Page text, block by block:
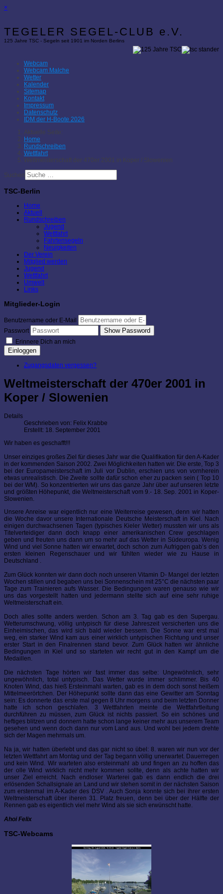
×
TEGELER SEGEL-CLUB e.V.
125 Jahre TSC - Segeln seit 1901 im Norden Berlins
Webcam
Webcam Malche
Wetter
Kalender
Sitemap
Kontakt
Impressum
Datenschutz
IDM der H-Boote 2026
Aktuelle Seite:
Home
Rundschreiben
Wettfahrt
Weltmeisterschaft der 470er 2001 in Koper / Slowenien
Suchen
TSC-Berlin
Home
Aktuell
Rundschreiben
Jugend
Wettfahrt
Fahrtensegeln
Neuigkeiten
Der Verein
Mitglied werden
Jugend
Wettfahrt
Umwelt
Links
Mitglieder-Login
Benutzername oder E-Mail
Passwort
Show Password
Erinnere Dich an mich
Einloggen
Zugangsdaten vergessen?
Weltmeisterschaft der 470er 2001 in
Koper / Slowenien
Details
Geschrieben von: Felix Krabbe
Erstellt: 18. September 2001
Wir haben es geschafft!!!
Unser einziges großes Ziel für dieses Jahr war die Qualifikation für den A-Kader
in der kommenden Saison 2002. Zwei Möglichkeiten hatten wir. Die erste, Top 3
bei der Europameisterschaft im Juli vor Dublin, erschien uns von vornherein
etwas unrealistisch. Die Zweite sollte dafür schon eher zu packen sein ( Top 10
bei der WM). So konzentrierten wir uns das ganze Jahr über auf unseren letzte
und größten Höhepunkt, die Weltmeisterschaft vom 9.- 18. Sep. 2001 in Koper-
Slowenien.
Unsere Anreise war eigentlich nur eine Weiterreise gewesen, denn wir hatten
die Woche davor unsere Internationale Deutsche Meisterschaft in Kiel. Nach
einigen durchwachsenen Tagen (typisches Kieler Wetter) mussten wir uns als
Titelverteidiger dann doch knapp einer amerikanischen Crew geschlagen
geben und freuten uns dann um so mehr auf das Wetter in Südeuropa. Wenig
Wind und viel Sonne hatten wir erwartet, doch schon zum Aufriggen gab’s den
ersten kleinen Regenschauer und wir fühlten wieder wie zu Hause in
Deutschland .
Zum Glück konnten wir dann doch noch unseren Vitamin D- Mangel der letzten
Wochen stillen und begaben uns bei Sonnenschein mit 25°C die nächsten paar
Tage zum Trainieren aufs Wasser. Die Bedingungen waren genauso wie wir
uns das vorgestellt hatten und jedermann stellte sich auf eine sehr ruhige
Weltmeisterschaft ein.
Doch alles sollte anders werden. Schon am 3. Tag gab es den Supergau.
Wetterumschwung, völlig untypisch für diese Jahreszeit versicherten uns die
Einheimischen, das wird sich bald wieder bessern. Die Sonne war erst mal
weg, ein starker Wind kam aus einer wirklich untypischen Richtung und unser
erster Start in den Finalrennen stand bevor. Zum Glück hatten wir ähnliche
Bedingungen in Kiel und so starteten wir recht gut in den Kampf um die
Medaillen.
Die nächsten Tage hörten wir fast immer das selbe: Ungewöhnlich, sehr
ungewöhnlich, total untypisch. Das Wetter wurde immer schlimmer. Bis 40
Knoten Wind, das hieß Ersteinmahl warten, gab es in dem doch sonst heißem
Mittelmeerörtchen. Der Höhepunkt sollte dann das eine Gewitter am Sonntag
sein: Es donnerte das erste mal gegen 8 Uhr morgens und beim letzten Donner
hatte ich schon geschlafen. 3 Wettfahrten meinte die Wettfahrtleitung
durchführen zu müssen, zum Glück ist nichts passiert. So ein schönes und
heftiges blitzen und donnern hatte schon lange keiner mehr aus unserem Team
gesehen und wenn doch dann nur vom Land aus. Und wohl bei jedem drehte
sich der Magen mehrmals um.
Na ja, wir hatten überlebt und das gar nicht so übel: 8. waren wir nun vor der
letzten Wettfahrt am Montag und der Tag begann völlig unerwartet. Dauerregen
und kein Wind. Wir warteten also ersteinmahl ab und fingen an zu hoffen das
der olle Wind wirklich nicht mehr kommen sollte, denn als achte hatten wir
unser Ziel erreicht. Nach endloser Warterei gab es dann endlich die drei
erlösenden Schallsignale an Land und wir stehen somit in der nächsten Saison
zum erstenmal im A-Kader des DSV . Auch Sonja konnte sich bei ihrer ersten
Weltmeisterschaft über iheren 31. Platz freuen, denn bei über der Hälfte der
Rennen gab es eigentlich viel mehr Wind als sie sich erwünscht hatte.
Ahoi Felix
TSC-Webcams